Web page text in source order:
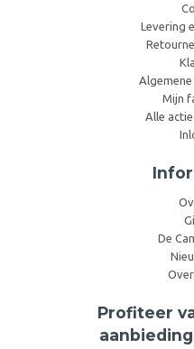
Levering
Mijn
Alle
De
Profiteer